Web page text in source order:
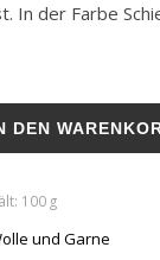
In der Farbe
(Polyester,
DEN
100 g
und Garne